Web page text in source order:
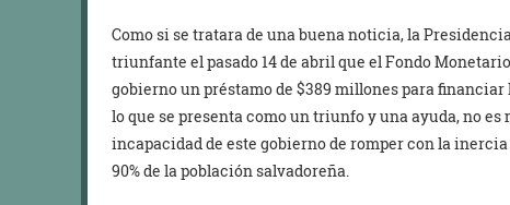
Como si se tratara de una buena noticia, la
triunfante el pasado 14 de abril que el Fondo
gobierno un préstamo de $389 millones para financiar
lo que se presenta como un triunfo y una ayuda, no
incapacidad de este gobierno de romper con la
90% de la población salvadoreña.